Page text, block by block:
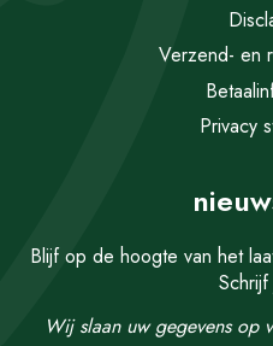
Verzend- en
Privacy
Blijf op de hoogte van het
Wij slaan uw gegevens op